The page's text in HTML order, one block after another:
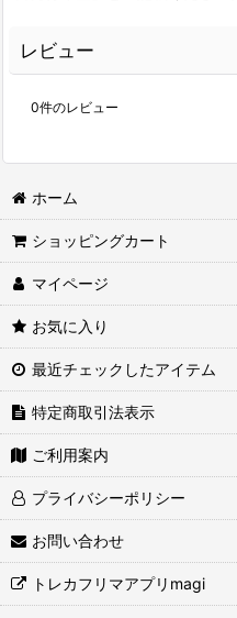
レビュー
0件のレビュー
ホーム
ショッピングカート
マイページ
お気に入り
最近チェックしたアイテム
特定商取引法表示
ご利用案内
プライバシーポリシー
お問い合わせ
トレカフリマアプリmagi